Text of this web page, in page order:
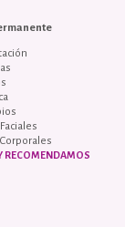
RECOMENDAMOS